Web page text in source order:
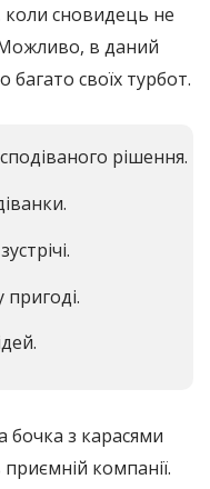
коли сновидець не
Можливо, в даний
своїх турбот.
рішення.
бочка з карасями
компанії.